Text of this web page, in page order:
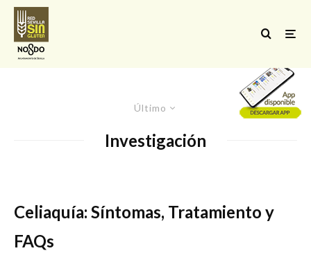
Último
Investigación
Celiaquía: Síntomas, Tratamiento y
FAQs